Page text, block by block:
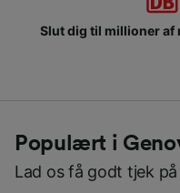
Slut dig til millioner af
Populært i
Lad os få godt tjek på